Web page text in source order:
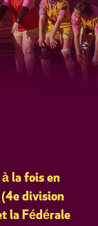
la fois en
division
la Fédérale